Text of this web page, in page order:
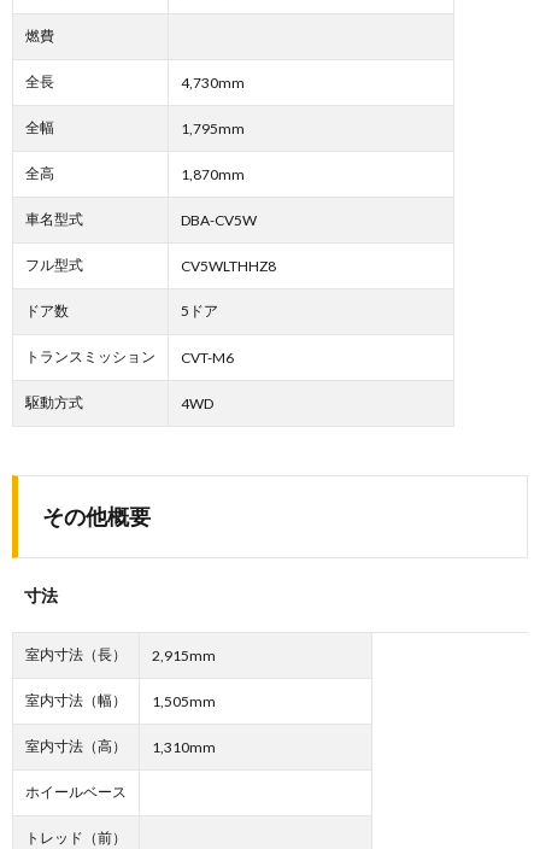
燃費
全長 4,730mm
全幅 1,795mm
全高 1,870mm
車名型式 DBA-CV5W
フル型式 CV5WLTHHZ8
ドア数 5ドア
トランスミッション CVT-M6
駆動方式 4WD
その他概要
寸法
室内寸法（長） 2,915mm
室内寸法（幅） 1,505mm
室内寸法（高） 1,310mm
ホイールベース
トレッド（前）